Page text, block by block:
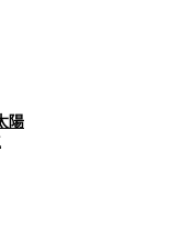
陽